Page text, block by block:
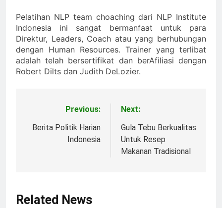
Pelatihan NLPteam choaching dari NLP Institute
Indonesia ini sangat bermanfaat untuk para
Direktur, Leaders, Coach atau yang berhubungan
dengan Human Resources. Trainer yang terlibat
adalah telah bersertifikat dan berAfiliasi dengan
Robert Dilts dan Judith DeLozier.
navigation
Previous:
Berita Politik Harian
Indonesia
Next:
Gula Tebu Berkualitas
Untuk Resep
Makanan Tradisional
Related News